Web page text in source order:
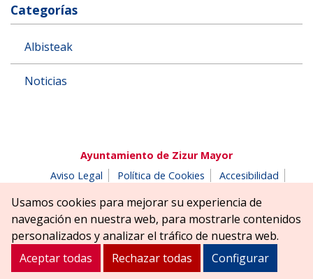
Categorías
Albisteak
Noticias
Ayuntamiento de Zizur Mayor
Aviso Legal
Política de Cookies
Accesibilidad
Parque Erreniega parkea, s/n | 31180 Zizur Mayor-Zizur
Nagusia (NAVARRA-NAFARROA)
Tel. 948 181900
ayuntamiento@zizurmayor.es
Usamos cookies para mejorar su experiencia de
navegación en nuestra web, para mostrarle contenidos
personalizados y analizar el tráfico de nuestra web.
Aceptar todas
Rechazar todas Configurar